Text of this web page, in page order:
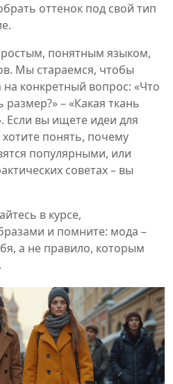
оттенок под свой тип
понятным языком,
Мы стараемся, чтобы
на конкретный вопрос: «Что
размер?» – «Какая ткань
Если вы ищете идеи для
понять, почему
популярными, или
советах – вы
в курсе,
и помните: мода –
а не правило, которым